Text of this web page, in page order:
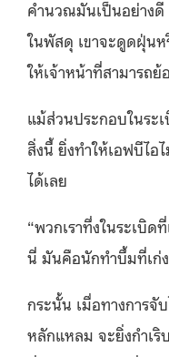
คำนวณมันเป็นอย่างดี
ในพัสดุ เขาจะดูดฝุ่น
ให้เจ้าหน้าที่สามารถย้
แม้ส่วนประกอบในระ
สิ่งนี้ ยิ่งทำให้เอฟบีไอ
ได้เลย
“พวกเราทึ่งในระเบิด
นี่ มันคือนักทำบึ้มที่เก่
กระนั้น เมื่อทางการจั
หลักแหลม จะยิ่งกำเริ